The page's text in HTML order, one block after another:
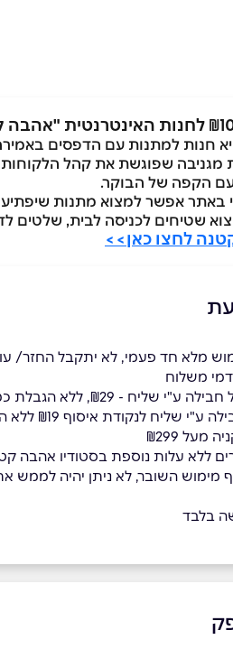
חנות למתנות עם הדפסים
מגניבה שפוגשת את קהל
הקפה של הבוקר.
אפשר למצוא מתנות שיפתיעו
שטיחים לכניסה לבית, שלטים
לחצו כאן>>
מלא חד פעמי, לא יתקבל החזר/
משלוח
ללא הגבלת כמות מוצרים ומשקל החבילה.
איסוף ₪19 ללא הגבלת כמות מוצרים ומשקל החבילה.
₪299
ללא עלות נוספת בסטודיו אהבה
השובר, לא ניתן יהיה לממש את
בלבד